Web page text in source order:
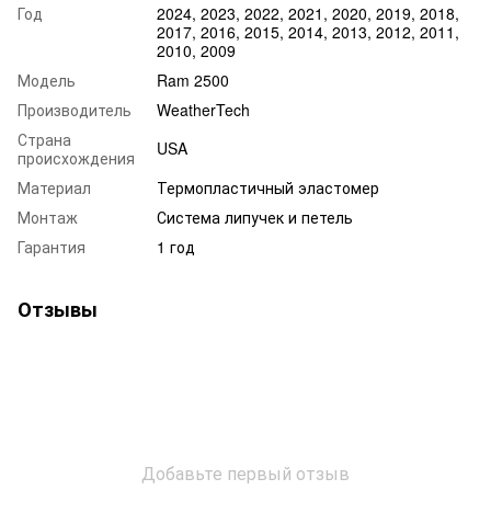
Год
2024, 2023, 2022, 2021, 2020, 2019, 2018,
2017, 2016, 2015, 2014, 2013, 2012, 2011,
2010, 2009
Модель
Ram 2500
Производитель
WeatherTech
Страна
происхождения
USA
Материал
Термопластичный эластомер
Монтаж
Система липучек и петель
Гарантия
1 год
Отзывы
Добавьте первый отзыв